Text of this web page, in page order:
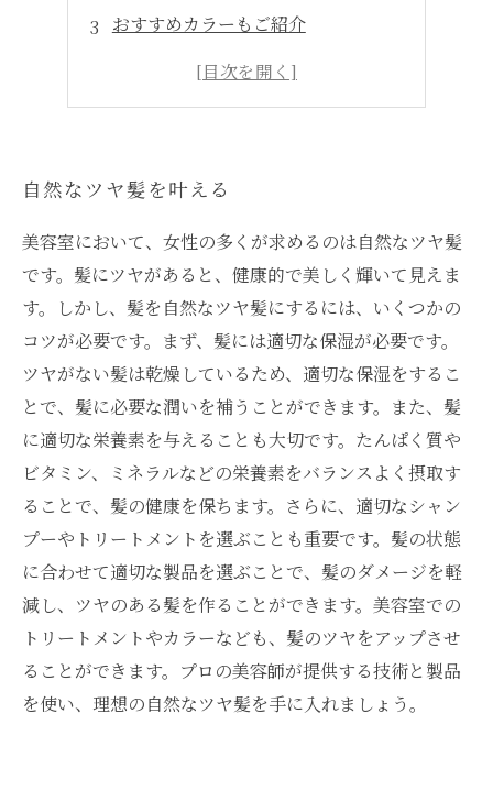
おすすめカラーもご紹介
髪に負担が少ない
自然なツヤ髪を叶える
美容室において、女性の多くが求めるのは自然なツヤ髪
です。髪にツヤがあると、健康的で美しく輝いて見えま
す。しかし、髪を自然なツヤ髪にするには、いくつかの
コツが必要です。まず、髪には適切な保湿が必要です。
ツヤがない髪は乾燥しているため、適切な保湿をするこ
とで、髪に必要な潤いを補うことができます。また、髪
に適切な栄養素を与えることも大切です。たんぱく質や
ビタミン、ミネラルなどの栄養素をバランスよく摂取す
ることで、髪の健康を保ちます。さらに、適切なシャン
プーやトリートメントを選ぶことも重要です。髪の状態
に合わせて適切な製品を選ぶことで、髪のダメージを軽
減し、ツヤのある髪を作ることができます。美容室での
トリートメントやカラーなども、髪のツヤをアップさせ
ることができます。プロの美容師が提供する技術と製品
を使い、理想の自然なツヤ髪を手に入れましょう。